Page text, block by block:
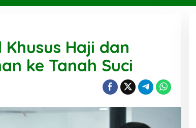
Haji dan
ke Tanah Suci
KBIHU Pada Jalurnya